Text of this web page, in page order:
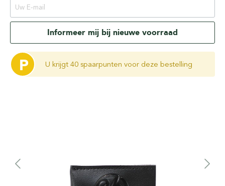
Informeer mij bij nieuwe voorraad
P U krijgt 40 spaarpunten voor deze bestelling